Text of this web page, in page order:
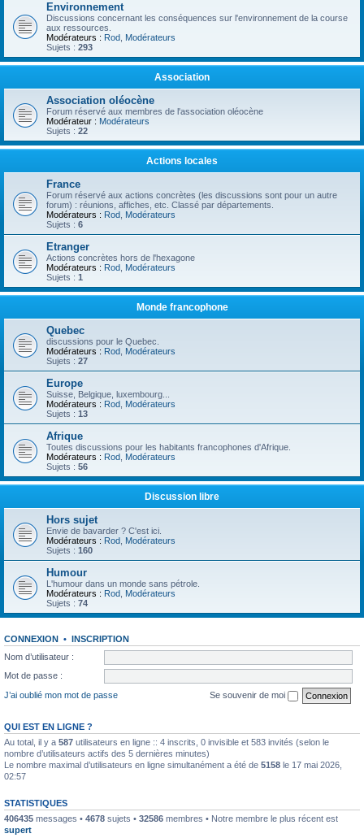
Environnement
Discussions concernant les conséquences sur l'environnement de la course
aux ressources.
Modérateurs : Rod Modérateurs
Sujets : 293
Association
Association oléocène
Forum réservé aux membres de l'association oléocène
Modérateur : Modérateurs
Sujets : 22
Actions locales
France
Forum réservé aux actions concrètes (les discussions sont pour un autre
forum) : réunions, affiches, etc. Classé par départements.
Modérateurs : Rod Modérateurs
Sujets : 6
Etranger
Actions concrètes hors de l'hexagone
Modérateurs : Rod Modérateurs
Sujets : 1
Monde francophone
Quebec
discussions pour le Quebec.
Modérateurs : Rod Modérateurs
Sujets : 27
Europe
Suisse, Belgique, luxembourg...
Modérateurs : Rod Modérateurs
Sujets : 13
Afrique
Toutes discussions pour les habitants francophones d'Afrique.
Modérateurs : Rod Modérateurs
Sujets : 56
Discussion libre
Hors sujet
Envie de bavarder ? C'est ici.
Modérateurs : Rod Modérateurs
Sujets : 160
Humour
L'humour dans un monde sans pétrole.
Modérateurs : Rod Modérateurs
Sujets : 74
CONNEXION • INSCRIPTION
Nom d’utilisateur :
Mot de passe :
J’ai oublié mon mot de passe
Se souvenir de moi
QUI EST EN LIGNE ?
Au total, il y a 587 utilisateurs en ligne :: 4 inscrits, 0 invisible et 583 invités (selon le
nombre d’utilisateurs actifs des 5 dernières minutes)
Le nombre maximal d’utilisateurs en ligne simultanément a été de 5158 le 17 mai 2026,
02:57
STATISTIQUES
406435 messages • 4678 sujets • 32586 membres • Notre membre le plus récent est
supert